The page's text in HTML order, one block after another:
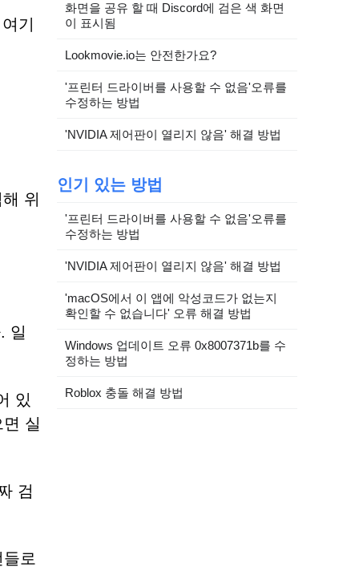
기
위
일
있
실
검
로
화면을 공유 할 때 Discord에 검은 색 화면
이 표시됨
Lookmovie.io는 안전한가요?
'프린터 드라이버를 사용할 수 없음'오류를
수정하는 방법
'NVIDIA 제어판이 열리지 않음' 해결 방법
인기 있는 방법
'프린터 드라이버를 사용할 수 없음'오류를
수정하는 방법
'NVIDIA 제어판이 열리지 않음' 해결 방법
'macOS에서 이 앱에 악성코드가 없는지
확인할 수 없습니다' 오류 해결 방법
Windows 업데이트 오류 0x8007371b를 수
정하는 방법
Roblox 충돌 해결 방법